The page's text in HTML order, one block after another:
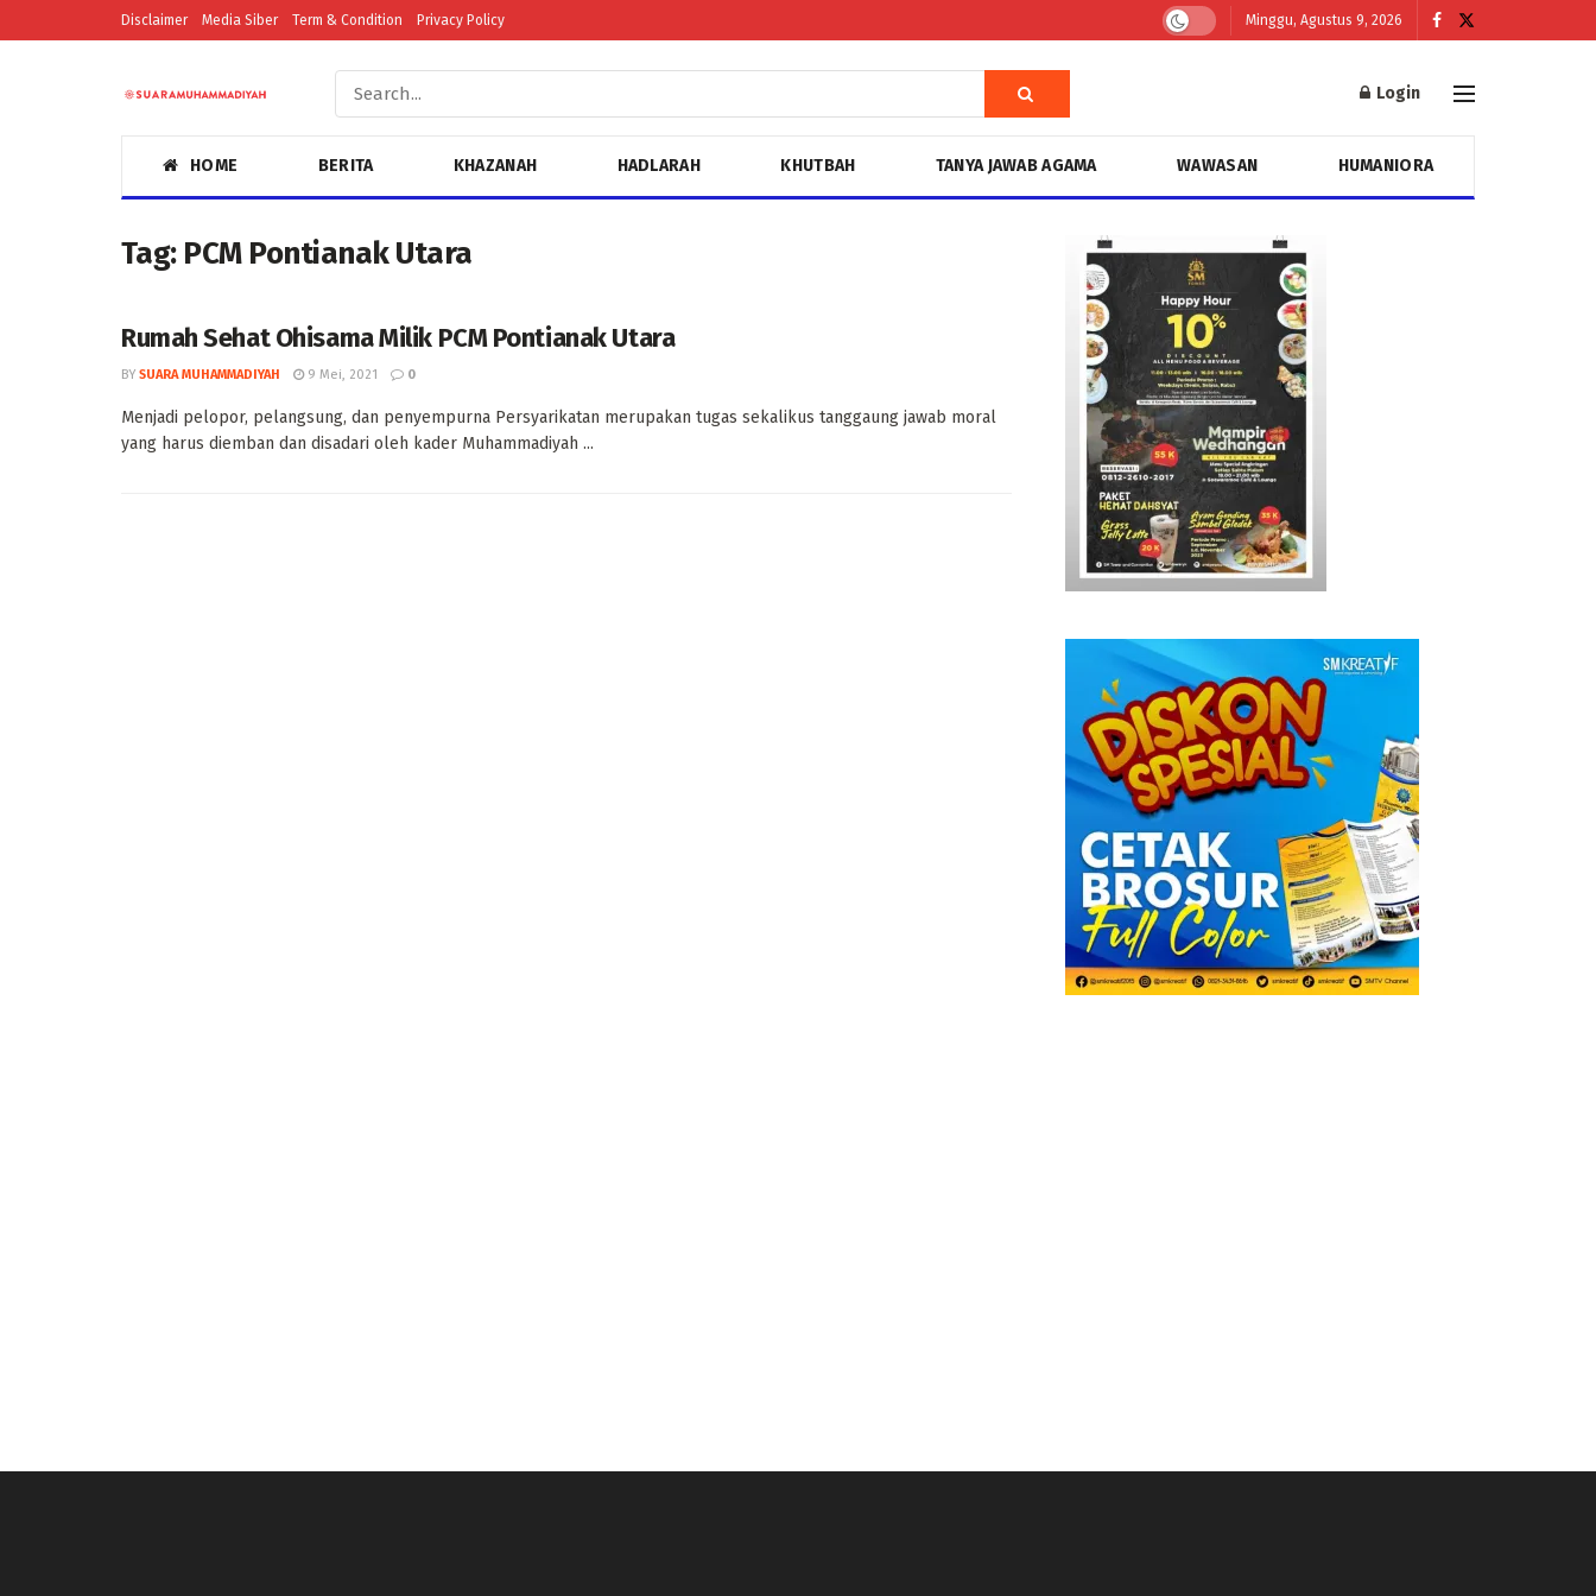
Disclaimer Media Siber Term & Condition Privacy Policy Minggu, Agustus 9, 2026
Login
HOME BERITA KHAZANAH HADLARAH KHUTBAH TANYA JAWAB AGAMA WAWASAN HUMANIORA
Tag: PCM Pontianak Utara
Rumah Sehat Ohisama Milik PCM Pontianak Utara
BY SUARA MUHAMMADIYAH 9 Mei, 2021 0
Menjadi pelopor, pelangsung, dan penyempurna Persyarikatan merupakan tugas sekalikus tanggaung jawab moral
yang harus diemban dan disadari oleh kader Muhammadiyah ...